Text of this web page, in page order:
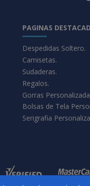
PAGINAS
Despedidas Soltero.
Camisetas.
Sudaderas.
Regalos.
Gorras
Bolsas de Tela
Serigrafia